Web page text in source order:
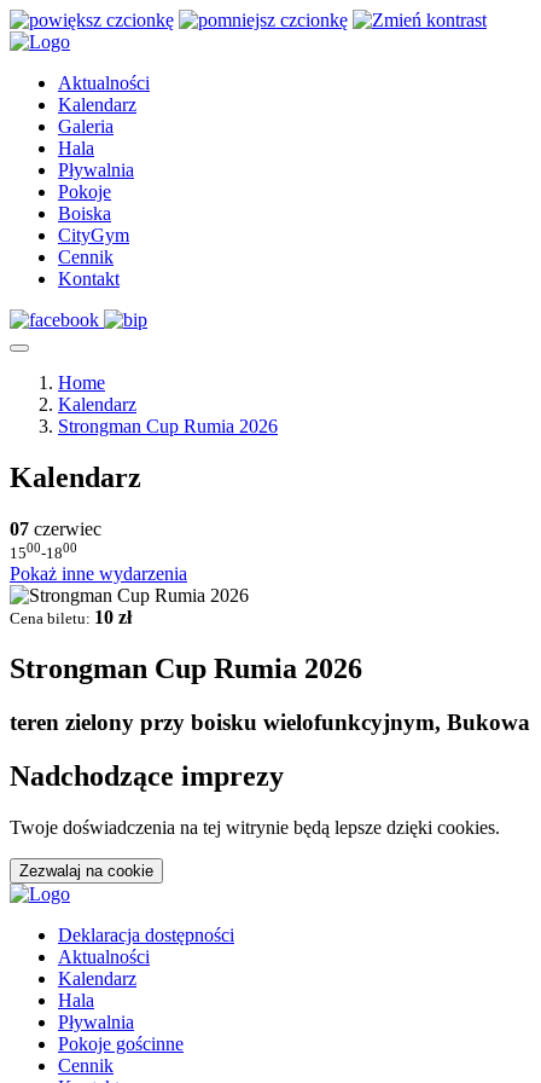
Aktualności
Kalendarz
Galeria
Hala
Pływalnia
Pokoje
Boiska
CityGym
Cennik
Kontakt
Home
Kalendarz
Strongman Cup Rumia 2026
Kalendarz
07 czerwiec
1500-1800
Pokaż inne wydarzenia
Cena biletu: 10 zł
Strongman Cup Rumia 2026
teren zielony przy boisku wielofunkcyjnym, Bukowa
Nadchodzące imprezy
Twoje doświadczenia na tej witrynie będą lepsze dzięki cookies.
Zezwalaj na cookie
Deklaracja dostępności
Aktualności
Kalendarz
Hala
Pływalnia
Pokoje gościnne
Cennik